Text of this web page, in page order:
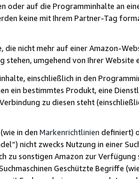
oder auf die Programminhalte an
keine mit Ihrem Partner-Tag
die nicht mehr auf einer Amazon-
stehen, umgehend von Ihrer
einschließlich in den
ein bestimmtes Produkt, eine
zu diesen steht
in den Markenrichtlinien definiert)
nicht zwecks Nutzung in einer
zu sonstigen Amazon zur
Geschützte Begriffe